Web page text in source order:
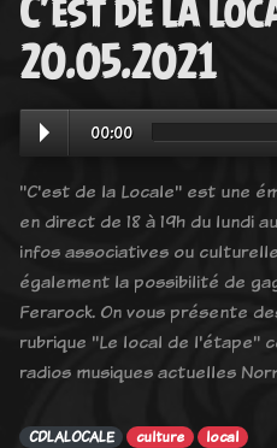
C'est de la
20.05.2021
00:00
"C'est de la Locale" est une
en direct de 18 à 19h du lundi
infos associatives ou
également la possibilité de
Ferarock. On vous présente
rubrique "Le local de l'étape"
radios musiques actuelles
CDLALOCALE culture local